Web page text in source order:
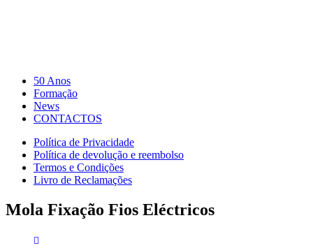
50 Anos
Formação
News
CONTACTOS
Política de Privacidade
Política de devolução e reembolso
Termos e Condições
Livro de Reclamações
Mola Fixação Fios Eléctricos